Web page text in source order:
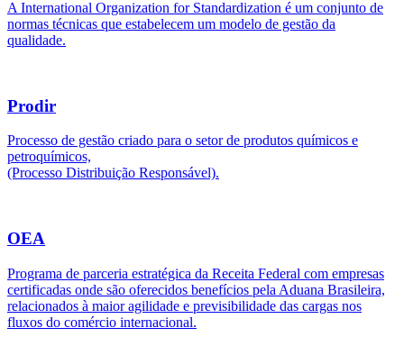
A International Organization for Standardization é um conjunto de
normas técnicas que estabelecem um modelo de gestão da
qualidade.
Prodir
Processo de gestão criado para o setor de produtos químicos e
petroquímicos,
(Processo Distribuição Responsável).
OEA
Programa de parceria estratégica da Receita Federal com empresas
certificadas onde são oferecidos benefícios pela Aduana Brasileira,
relacionados à maior agilidade e previsibilidade das cargas nos
fluxos do comércio internacional.